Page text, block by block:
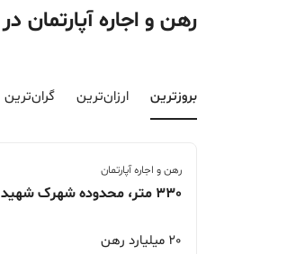
رهن و اجاره
بروزترین‌ ارزان‌ترین گران‌ترین
رهن و اجاره آپارتمان
330 متر، محدوده شهرک شهید چمران، سپند
20 میلیارد رهن